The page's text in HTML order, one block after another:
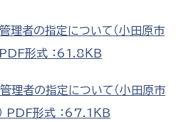
理者の指定について（小田原市
形式 ：61.8ＫＢ
理者の指定について（小田原市
PDF形式 ：67.1ＫＢ